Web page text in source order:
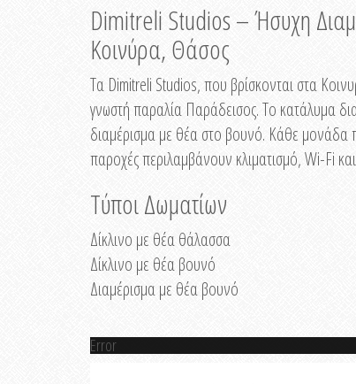
Dimitreli Studios – Ήσυχη
Κοινύρα, Θάσος
Τα Dimitreli Studios, που βρίσκονται στα
γνωστή παραλία Παράδεισος. Το κατάλυμα
διαμέρισμα με θέα στο βουνό. Κάθε μονάδα
παροχές περιλαμβάνουν κλιματισμό, Wi-Fi
Τύποι Δωματίων
Δίκλινο με θέα θάλασσα
Δίκλινο με θέα βουνό
Διαμέρισμα με θέα βουνό
Error